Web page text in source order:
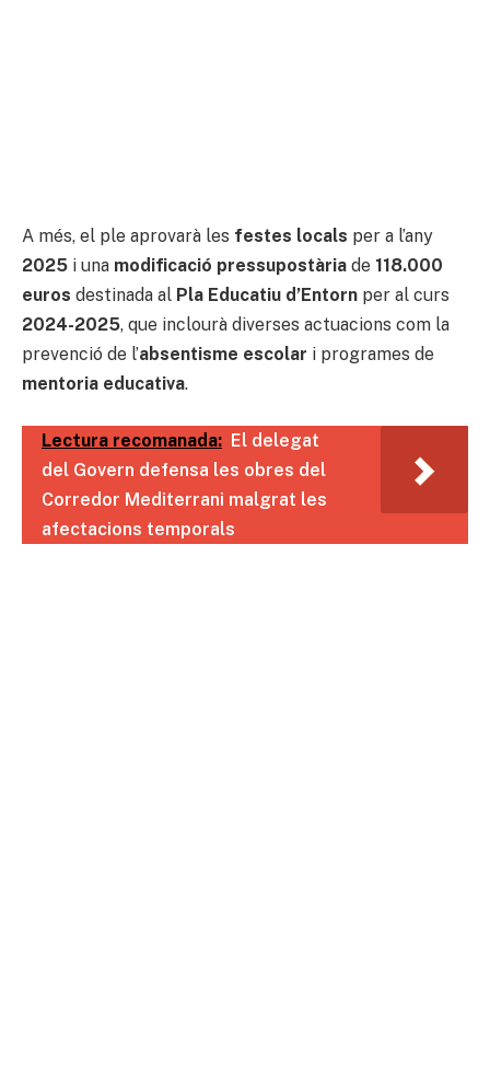
A més, el ple aprovarà les festes locals per a l’any
2025 i una modificació pressupostària de 118.000
euros destinada al Pla Educatiu d’Entorn per al curs
2024-2025, que inclourà diverses actuacions com la
prevenció de l’absentisme escolar i programes de
mentoria educativa.
Lectura recomanada: El delegat
del Govern defensa les obres del
Corredor Mediterrani malgrat les
afectacions temporals